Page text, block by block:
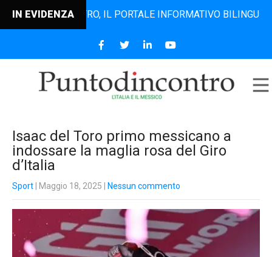
IN EVIDENZA IL PORTALE INFORMATIVO BILINGUE CHE
Isaac del Toro primo messicano a
indossare la maglia rosa del Giro
d’Italia
Sport | Maggio 18, 2025 Nessun commento